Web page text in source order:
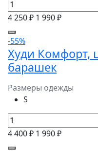
4 250 ₽ 1 990 ₽
-55%
Худи Комфорт,
барашек
Размеры одежды
S
4 400 ₽ 1 990 ₽